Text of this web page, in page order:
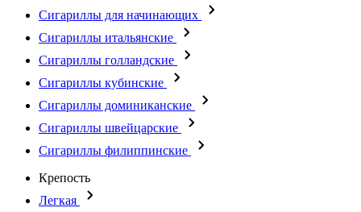
Сигариллы для начинающих
Сигариллы итальянские
Сигариллы голландские
Сигариллы кубинские
Сигариллы доминиканские
Сигариллы швейцарские
Сигариллы филиппинские
Крепость
Легкая